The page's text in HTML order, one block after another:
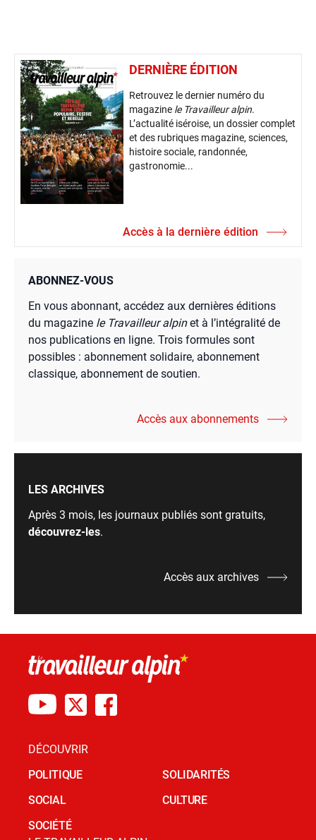
DERNIÈRE ÉDITION
Retrouvez le dernier numéro du
magazine le Travailleur alpin.
L’actualité iséroise, un dossier complet
et des rubriques magazine, sciences,
histoire sociale, randonnée,
gastronomie...
Accès à la dernière édition
ABONNEZ-VOUS
En vous abonnant, accédez aux dernières éditions
du magazine le Travailleur alpinet à l’intégralité de
nos publications en ligne. Trois formules sont
possibles : abonnement solidaire, abonnement
classique, abonnement de soutien.
Accès aux abonnements
LES ARCHIVES
Après 3 mois, les journaux publiés sont gratuits,
découvrez-les.
Accès aux archives
DÉCOUVRIR
POLITIQUE
SOCIAL
SOCIÉTÉ
SOLIDARITÉS
CULTURE